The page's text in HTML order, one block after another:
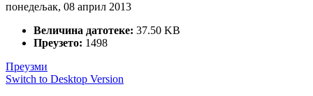
понедељак, 08 април 2013
Величина датотеке: 37.50 KB
Преузето: 1498
Преузми
Switch to Desktop Version